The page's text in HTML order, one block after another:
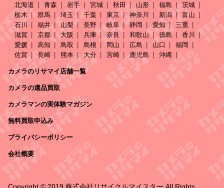
北海道
青森 岩手 宮城 秋田 山形 福島
茨城
栃木
群馬 埼玉 千葉 東京 神奈川 新潟
富山
石川
福井 山梨 長野 岐阜 静岡 愛知
三重
滋賀
京都 大阪 兵庫 奈良 和歌山 徳島
香川
愛媛
高知 鳥取 島根 岡山 広島 山口
福岡
佐賀
長崎 熊本 大分 宮崎 鹿児島 沖縄
カメラのリサマイ店舗一覧
カメラの遺品買取
カメラマンの実体験マガジン
無料買取申込み
プライバシーポリシー
会社概要